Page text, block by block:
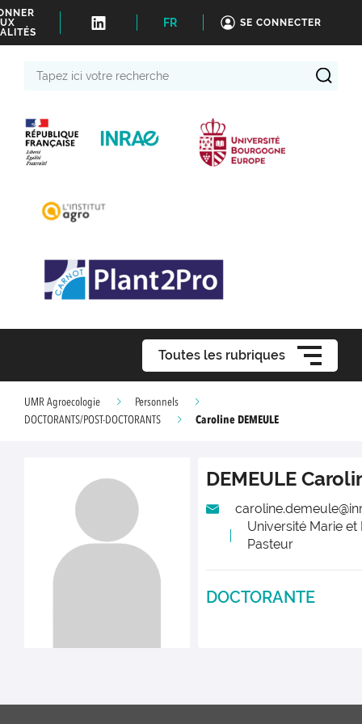
FR SE CONNECTER
Toutes les rubriques
UMR Agroecologie
Personnels
DOCTORANTS/POST-DOCTORANTS
Caroline DEMEULE
DEMEULE
Université Marie et
Pasteur
DOCTORANTE